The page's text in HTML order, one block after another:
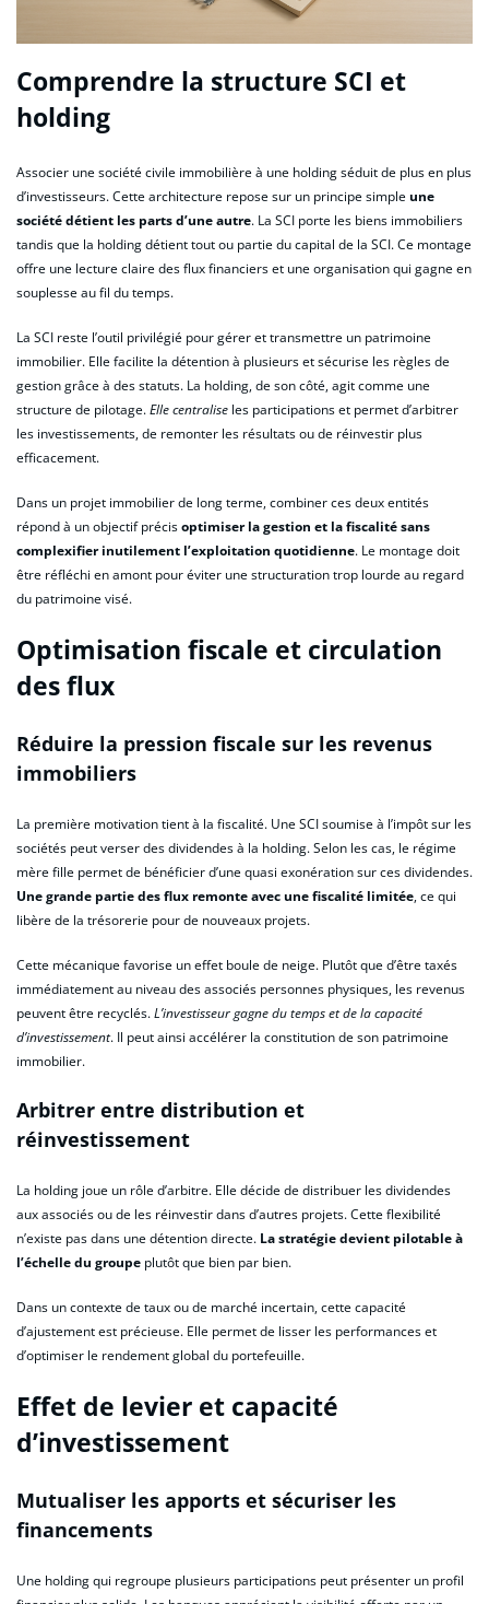
Comprendre la structure SCI et
holding
Associer une société civile immobilière à une holding séduit de plus en plus
d’investisseurs. Cette architecture repose sur un principe simpleune
société détient les parts d’une autre. La SCI porte les biens immobiliers
tandis que la holding détient tout ou partie du capital de la SCI. Ce montage
offre une lecture claire des flux financiers et une organisation qui gagne en
souplesse au fil du temps.
La SCI reste l’outil privilégié pour gérer et transmettre un patrimoine
immobilier. Elle facilite la détention à plusieurs et sécurise les règles de
gestion grâce à des statuts. La holding, de son côté, agit comme une
structure de pilotage.Elle centralise les participations et permet d’arbitrer
les investissements, de remonter les résultats ou de réinvestir plus
efficacement.
Dans un projet immobilier de long terme, combiner ces deux entités
répond à un objectif précisoptimiser la gestion et la fiscalité sans
complexifier inutilement l’exploitation quotidienne. Le montage doit
être réfléchi en amont pour éviter une structuration trop lourde au regard
du patrimoine visé.
Optimisation fiscale et circulation
des flux
Réduire la pression fiscale sur les revenus
immobiliers
La première motivation tient à la fiscalité. Une SCI soumise à l’impôt sur les
sociétés peut verser des dividendes à la holding. Selon les cas, le régime
mère fille permet de bénéficier d’une quasi exonération sur ces dividendes.
Une grande partie des flux remonte avec une fiscalité limitée, ce qui
libère de la trésorerie pour de nouveaux projets.
Cette mécanique favorise un effet boule de neige. Plutôt que d’être taxés
immédiatement au niveau des associés personnes physiques, les revenus
peuvent être recyclés.L’investisseur gagne du temps et de la capacité
d’investissement. Il peut ainsi accélérer la constitution de son patrimoine
immobilier.
Arbitrer entre distribution et
réinvestissement
La holding joue un rôle d’arbitre. Elle décide de distribuer les dividendes
aux associés ou de les réinvestir dans d’autres projets. Cette flexibilité
n’existe pas dans une détention directe. La stratégie devient pilotable à
l’échelle du groupe plutôt que bien par bien.
Dans un contexte de taux ou de marché incertain, cette capacité
d’ajustement est précieuse. Elle permet de lisser les performances et
d’optimiser le rendement global du portefeuille.
Effet de levier et capacité
d’investissement
Mutualiser les apports et sécuriser les
financements
Une holding qui regroupe plusieurs participations peut présenter un profil